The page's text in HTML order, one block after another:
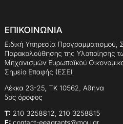
ΕΠΙΚΟΙΝΩΝΙΑ
Ειδική Υπηρεσία Προγραμματισμού,
Παρακολούθησης της Υλοποίησης
Μηχανισμών Ευρωπαϊκού
Σημείο Επαφής (ΕΣΕ)
Λέκκα 23-25, ΤΚ 10562, Αθήνα
5ος όροφος
Τ: 210 3258812, 210 3258815
E: contact-eeagrants@mou.gr